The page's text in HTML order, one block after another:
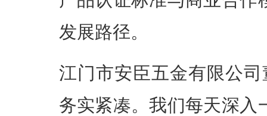
发展路径。
江门市安臣五金有限公
务实紧凑。我们每天深入